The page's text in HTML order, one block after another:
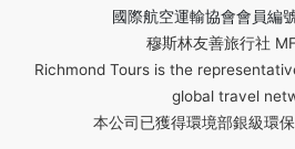
國際航空運輸協會會員編
穆斯林友善旅行社
Richmond Tours is the
global travel
本公司已獲得環境部銀級環